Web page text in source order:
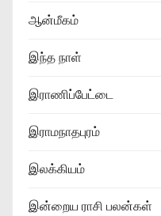
ஆன்மீகம்
இந்த நாள்
இராணிப்பேட்டை
இராமநாதபுரம்
இலக்கியம்
இன்றைய ராசி பலன்கள்